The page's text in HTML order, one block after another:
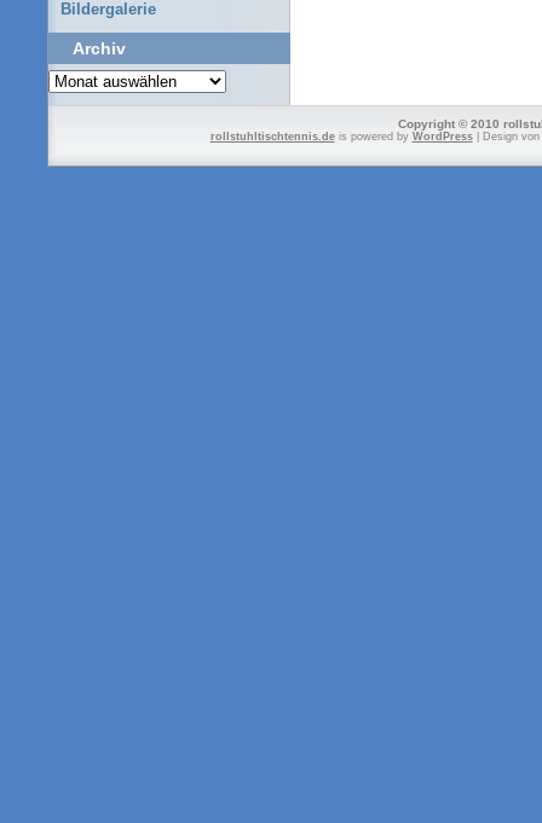
Bildergalerie
Archiv
Archiv
Copyright © 2010
rollstuhltischtennis.deis powered by WordPress| Design von